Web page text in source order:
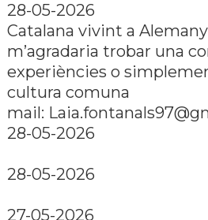
28-05-2026
Catalana vivint a
m’agradaria trobar una
experiències o
cultura comuna
mail:
28-05-2026
28-05-2026
27-05-2026